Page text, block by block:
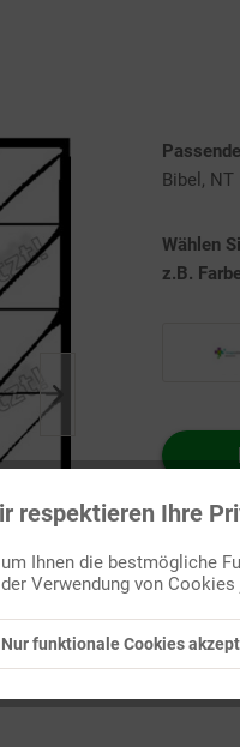
Bibel, NT
Wählen
z.B.
Auf
respektieren Ihre
Ihnen die bestmögliche
Verwendung von
Nur funktionale Cookies